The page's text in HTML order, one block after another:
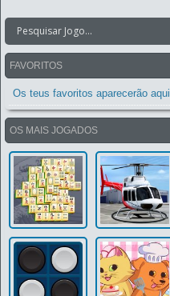
FAVORITOS
Os teus favoritos aparecerão aqui.
OS MAIS JOGADOS